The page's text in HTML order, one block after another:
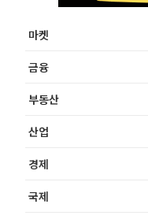
마켓
금융
부동산
산업
경제
국제